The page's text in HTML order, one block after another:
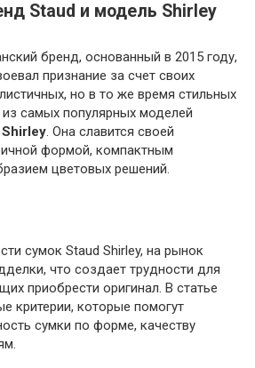
Staud и модель Shirley
бренд, основанный в 2015 году,
признание за счет своих
но в то же время стильных
самых популярных моделей
Shirley. Она славится своей
формой, компактным
цветовых решений.
сумок Staud Shirley, на рынок
что создает трудности для
приобрести оригинал. В статье
критерии, которые помогут
сумки по форме, качеству